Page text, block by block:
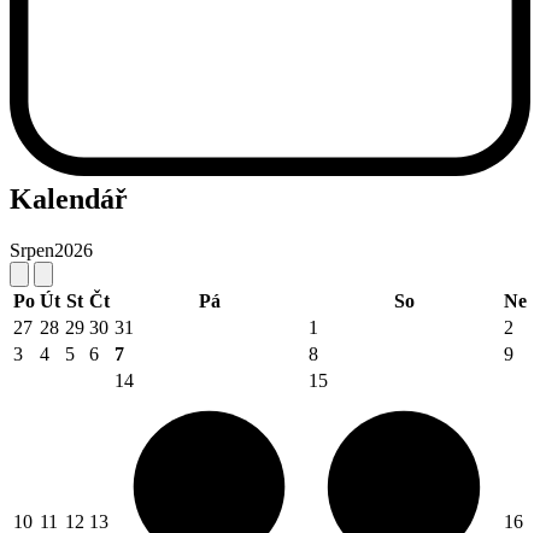
Kalendář
Srpen2026
Po Út St Čt Pá So
Ne
27 28 29 30 31 1
2
3
4 5 6 7 8 9
10 11 12 13
14 15
16